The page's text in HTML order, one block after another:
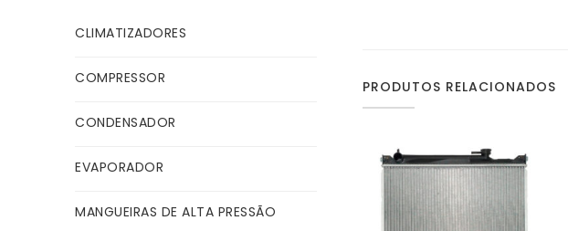
PRODUTOS RELACIONADOS
CLIMATIZADORES
COMPRESSOR
CONDENSADOR
EVAPORADOR
MANGUEIRAS DE ALTA PRESSÃO